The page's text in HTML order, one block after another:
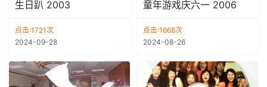
生日趴 2003
点击:1721次
2024-09-28
童年游戏庆六一 2006
点击:1668次
2024-08-26